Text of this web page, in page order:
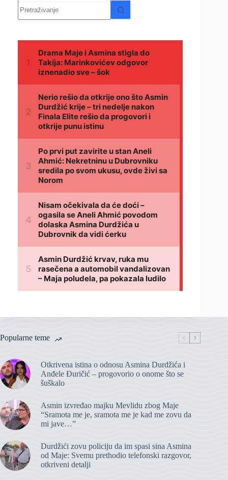
Nema
rezultata.
Popularne teme
Otkrivena istina o odnosu Asmina Durdžića i
Anđele Đuričić – progovorio o onome što se
šuškalo
Asmin izvređao majku Mevlidu zbog Maje
“Sramota me je, sramota me je kad me zovu da
mi jave…”
Durdžići zovu policiju da im spasi sina Asmina
od Maje: Svemu prethodio telefonski razgovor,
otkriveni detalji